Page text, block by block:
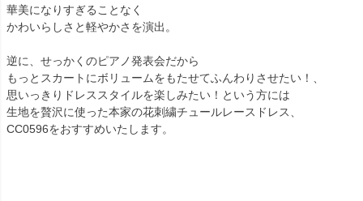
華美になりすぎることなく
かわいらしさと軽やかさを演出。
逆に、せっかくのピアノ発表会だから
もっとスカートにボリュームをもたせてふんわりさせたい！、
思いっきりドレススタイルを楽しみたい！という方には
生地を贅沢に使った本家の花刺繍チュールレースドレス、
CC0596をおすすめいたします。